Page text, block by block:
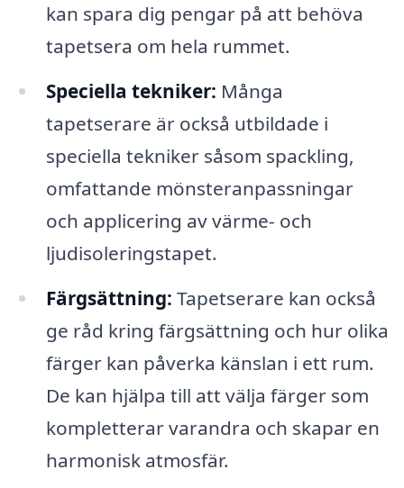
kan spara dig pengar på att behöva
tapetsera om hela rummet.
Speciella tekniker: Många
tapetserare är också utbildade i
speciella tekniker såsom spackling,
omfattande mönsteranpassningar
och applicering av värme- och
ljudisoleringstapet.
Färgsättning: Tapetserare kan också
ge råd kring färgsättning och hur olika
färger kan påverka känslan i ett rum.
De kan hjälpa till att välja färger som
kompletterar varandra och skapar en
harmonisk atmosfär.